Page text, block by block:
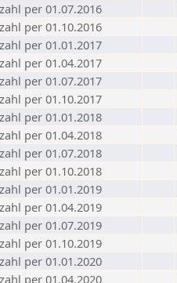
per 01.07.2016
per 01.10.2016
per 01.01.2017
per 01.04.2017
per 01.07.2017
per 01.10.2017
per 01.01.2018
per 01.04.2018
per 01.07.2018
per 01.10.2018
per 01.01.2019
per 01.04.2019
per 01.07.2019
per 01.10.2019
per 01.01.2020
per 01.04.2020